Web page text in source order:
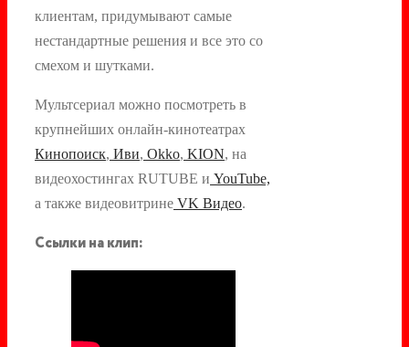
клиентам, придумывают самые
нестандартные решения и все это со
смехом и шутками.
Мультсериал можно посмотреть в
крупнейших онлайн-кинотеатрах
Кинопоиск, Иви, Okko, KION, на
видеохостингах RUTUBE и YouTube,
а также видеовитрине VK Видео.
Ссылки на клип: